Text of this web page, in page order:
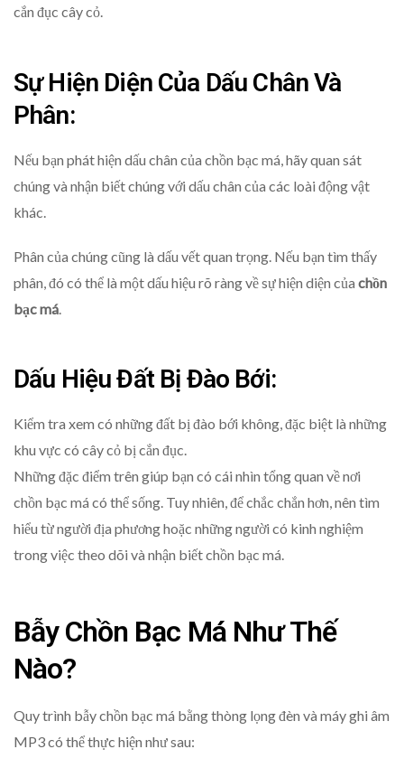
cắn đục cây cỏ.
Sự Hiện Diện Của Dấu Chân Và
Phân:
Nếu bạn phát hiện dấu chân của chồn bạc má, hãy quan sát
chúng và nhận biết chúng với dấu chân của các loài động vật
khác.
Phân của chúng cũng là dấu vết quan trọng. Nếu bạn tìm thấy
phân, đó có thể là một dấu hiệu rõ ràng về sự hiện diện của chồn
bạc má
Dấu Hiệu Đất Bị Đào Bới:
Kiểm tra xem có những đất bị đào bới không, đặc biệt là những
khu vực có cây cỏ bị cắn đục.
Những đặc điểm trên giúp bạn có cái nhìn tổng quan về nơi
chồn bạc má có thể sống. Tuy nhiên, để chắc chắn hơn, nên tìm
hiểu từ người địa phương hoặc những người có kinh nghiệm
trong việc theo dõi và nhận biết chồn bạc má.
Bẫy Chồn Bạc Má Như Thế
Nào?
Quy trình bẫy chồn bạc má bằng thòng lọng đèn và máy ghi âm
MP3 có thể thực hiện như sau: